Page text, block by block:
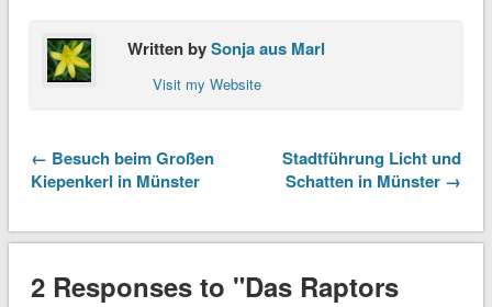
Written bySonja aus Marl
Visit my Website
← Besuch beim Großen
Kiepenkerl in Münster
Stadtführung Licht und
Schatten in Münster →
2 Responses to "Das Raptors